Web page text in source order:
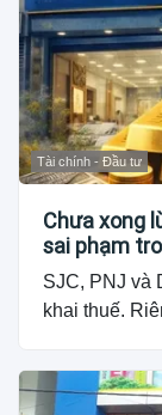
Tài chính - Đầu tư
Chưa xong
sai phạm
SJC, PNJ và
khai thuế.